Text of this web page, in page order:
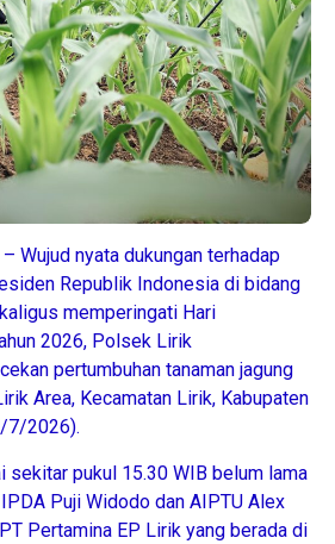
– Wujud nyata dukungan terhadap
Republik Indonesia di bidang
memperingati Hari
2026, Polsek Lirik
pertumbuhan tanaman jagung
Area, Kecamatan Lirik, Kabupaten
7/2026).
sekitar pukul 15.30 WIB belum lama
Puji Widodo dan AIPTU Alex
Pertamina EP Lirik yang berada di